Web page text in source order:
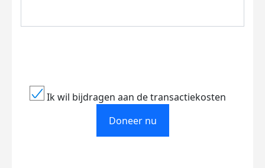
Ik wil bijdragen aan de transactiekosten
Doneer nu